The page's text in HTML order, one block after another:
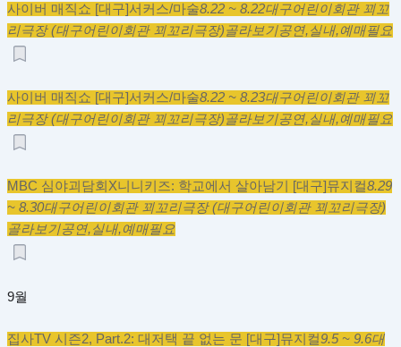
사이버 매직쇼 [대구]서커스/마술8.22 ~ 8.22대구어린이회관 꾀꼬
리극장 (대구어린이회관 꾀꼬리극장)골라보기공연,실내,예매필요
사이버 매직쇼 [대구]서커스/마술8.22 ~ 8.23대구어린이회관 꾀꼬
리극장 (대구어린이회관 꾀꼬리극장)골라보기공연,실내,예매필요
MBC 심야괴담회X니니키즈: 학교에서 살아남기 [대구]뮤지컬8.29
~ 8.30대구어린이회관 꾀꼬리극장 (대구어린이회관 꾀꼬리극장)
골라보기공연,실내,예매필요
9월
집사TV 시즌2, Part.2: 대저택 끝 없는 문 [대구]뮤지컬9.5 ~ 9.6대